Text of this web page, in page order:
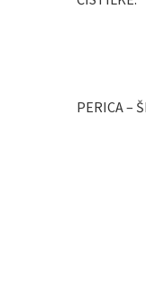
PERICA –